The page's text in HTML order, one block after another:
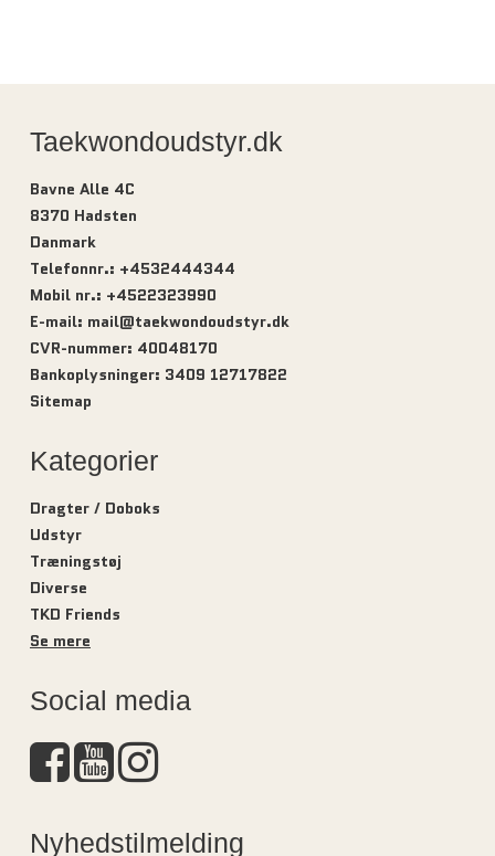
Taekwondoudstyr.dk
Bavne Alle 4C
8370 Hadsten
Danmark
Telefonnr.: +4532444344
Mobil nr.: +4522323990
E-mail: mail@taekwondoudstyr.dk
CVR-nummer: 40048170
Bankoplysninger: 3409 12717822
Sitemap
Kategorier
Dragter / Doboks
Udstyr
Træningstøj
Diverse
TKD Friends
Se mere
Social media
Nyhedstilmelding